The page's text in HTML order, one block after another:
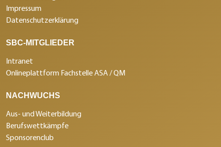
Impressum
Datenschutzerklärung
SBC-MITGLIEDER
Intranet
Onlineplattform Fachstelle ASA / QM
NACHWUCHS
Aus- und Weiterbildung
Berufswettkämpfe
Sponsorenclub